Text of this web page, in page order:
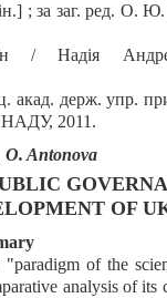
; за заг. ред. О.
/ Надія
акад. держ. упр.
НАДУ, 2011.
O. Antonova
OF
of the
analysis of its